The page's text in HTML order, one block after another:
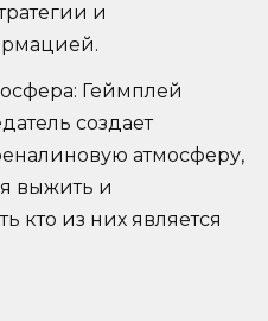
и
Геймплей
создает
атмосферу,
выжить и
кто из них является